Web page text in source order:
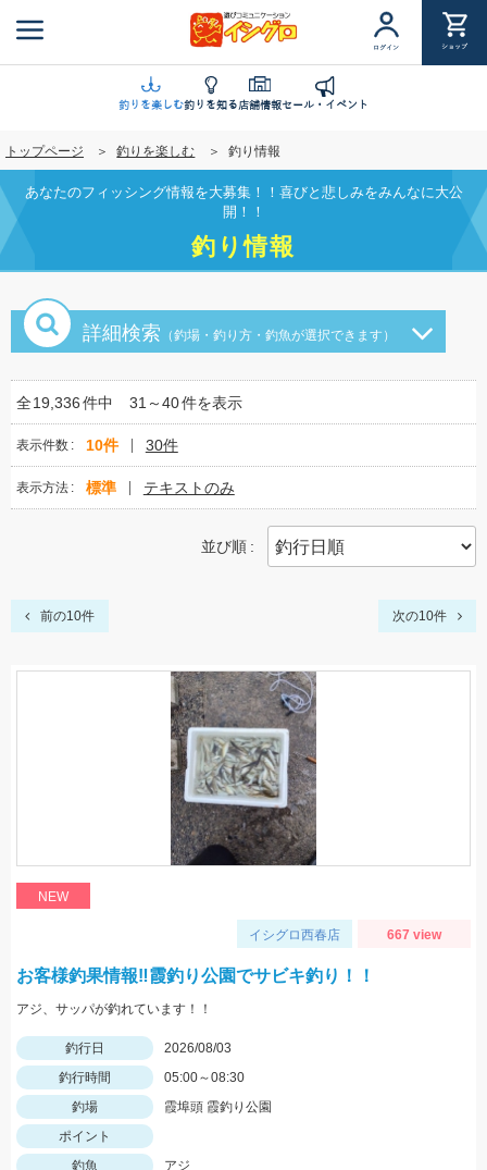
ン
に
移
動
ログイン ショップ
釣りを楽しむ釣りを知る店舗情報セール・イベント
トップページ 釣りを楽しむ 釣り情報
あなたのフィッシング情報を大募集！！喜びと悲しみをみんなに大公
開！！
釣り情報
詳細検索 （釣場・釣り方・釣魚が選択できます）
全19,336件中 31～40件を表示
表示件数 10件 30件
表示方法 標準 テキストのみ
並び順
前の10件 次の10件
NEW
イシグロ西春店 667 view
お客様釣果情報‼霞釣り公園でサビキ釣り！！
アジ、サッパが釣れています！！
釣行日
2026/08/03
釣行時間
05:00～08:30
釣場
霞埠頭 霞釣り公園
ポイント
釣魚
アジ